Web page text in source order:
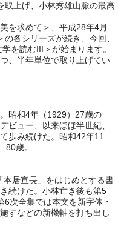
取上げ、小林秀雄山脈の最高
を求めて＞、平成28年4月
各シリーズが続き、今回、
を読むIII＞が始まります。
、半年単位で取り上げてい
昭和4年（1929）27歳の
ビュー、以来ほぼ半世紀、
歩み続けた。昭和42年11
80歳。
居宣長」をはじめとする書
続けた。小林亡き後も第5
次全集では本文を新字体・
すなどの新機軸を打ち出し